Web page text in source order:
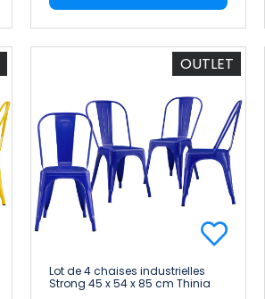
OUTLET
Lot de 4 chaises industrielles
Strong 45 x 54 x 85 cm Thinia